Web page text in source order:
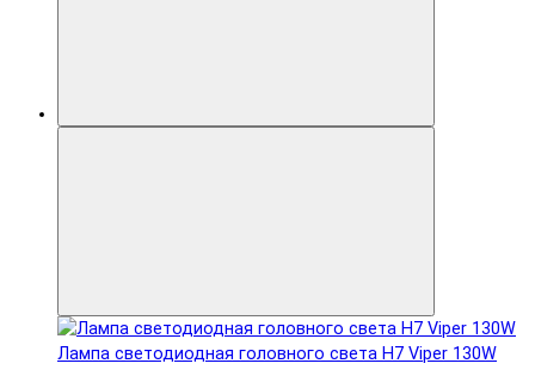
Лампа светодиодная головного света H7 Viper 130W